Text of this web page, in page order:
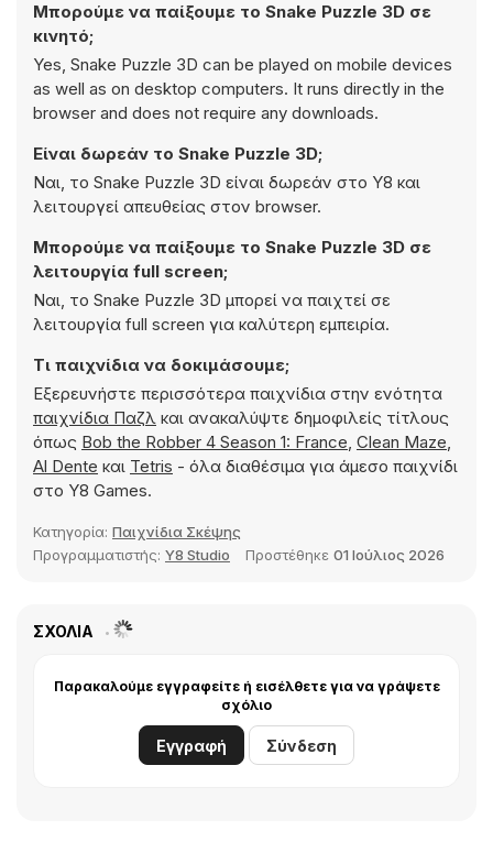
Μπορούμε να παίξουμε το Snake Puzzle 3D σε
κινητό;
Yes, Snake Puzzle 3D can be played on mobile devices
as well as on desktop computers. It runs directly in the
browser and does not require any downloads.
Είναι δωρεάν το Snake Puzzle 3D;
Ναι, το Snake Puzzle 3D είναι δωρεάν στο Y8 και
λειτουργεί απευθείας στον browser.
Μπορούμε να παίξουμε το Snake Puzzle 3D σε
λειτουργία full screen;
Ναι, το Snake Puzzle 3D μπορεί να παιχτεί σε
λειτουργία full screen για καλύτερη εμπειρία.
Τι παιχνίδια να δοκιμάσουμε;
Εξερευνήστε περισσότερα παιχνίδια στην ενότητα
παιχνίδια Παζλ και ανακαλύψτε δημοφιλείς τίτλους
όπως
Bob the Robber 4 Season 1: France, Clean Maze,
Al Dente και Tetris - όλα διαθέσιμα για άμεσο παιχνίδι
στο Y8 Games.
Κατηγορία: Παιχνίδια Σκέψης
Προγραμματιστής: Y8 Studio Προστέθηκε 01 Ιούλιος 2026
ΣΧΌΛΙΑ
Παρακαλούμε εγγραφείτε ή εισέλθετε για να γράψετε
σχόλιο
Εγγραφή Σύνδεση